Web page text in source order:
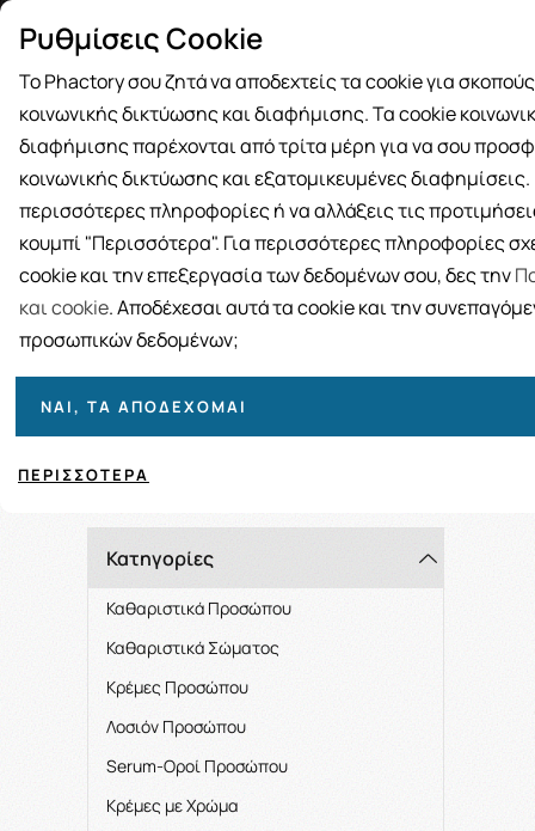
των 49€
BRANDS ΓΥΝΑΙΚΑ ΑΝΔΡΑΣ ΜΗΤΕΡΑ ΚΑΙ
Ταξινόμηση
Κατηγορίες
Καθαριστικά Προσώπου
Καθαριστικά Σώματος
Κρέμες Προσώπου
Λοσιόν Προσώπου
Serum-Oροί Προσώπου
Κρέμες με Χρώμα
Ρυθμίσεις Cookie
Το Phactory σου ζητά να αποδεχτείς τα cookie για
κοινωνικής δικτύωσης και διαφήμισης. Τα cookie
διαφήμισης παρέχονται από τρίτα μέρη για να σου
κοινωνικής δικτύωσης και εξατομικευμένες διαφημίσεις.
περισσότερες πληροφορίες ή να αλλάξεις τις
κουμπί "Περισσότερα". Για περισσότερες πληροφορίες
cookie και την επεξεργασία των δεδομένων σου, δες την
και cookie. Αποδέχεσαι αυτά τα cookie και την
προσωπικών δεδομένων;
ΝΑΙ, ΤΑ ΑΠΟΔΈΧΟΜΑΙ
ΠΕΡΙΣΣΌΤΕΡΑ